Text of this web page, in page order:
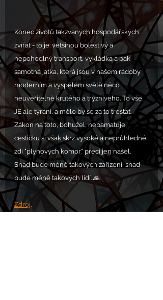
Konec životů takzvaných hospodářských
zvířat - to je: většinou bolestivý a
nepohodlný transport, vykládka a pak
samotná jatka, která jsou v našem rádoby
moderním a vyspělém světě něco
neuvěřitelně krutého a trýznivého. To vše
JE ale týrání, a mělo by se za to trestat.
Zákon na toto, bohužel, nepamatuje,
cestičku si však skrz vysoké a neprůhledné
zdi "plynových komor" přeci jen našel.
Snad bude méně takových zařízení, snad
bude méně takových lidí. 🙏
Zdroj.